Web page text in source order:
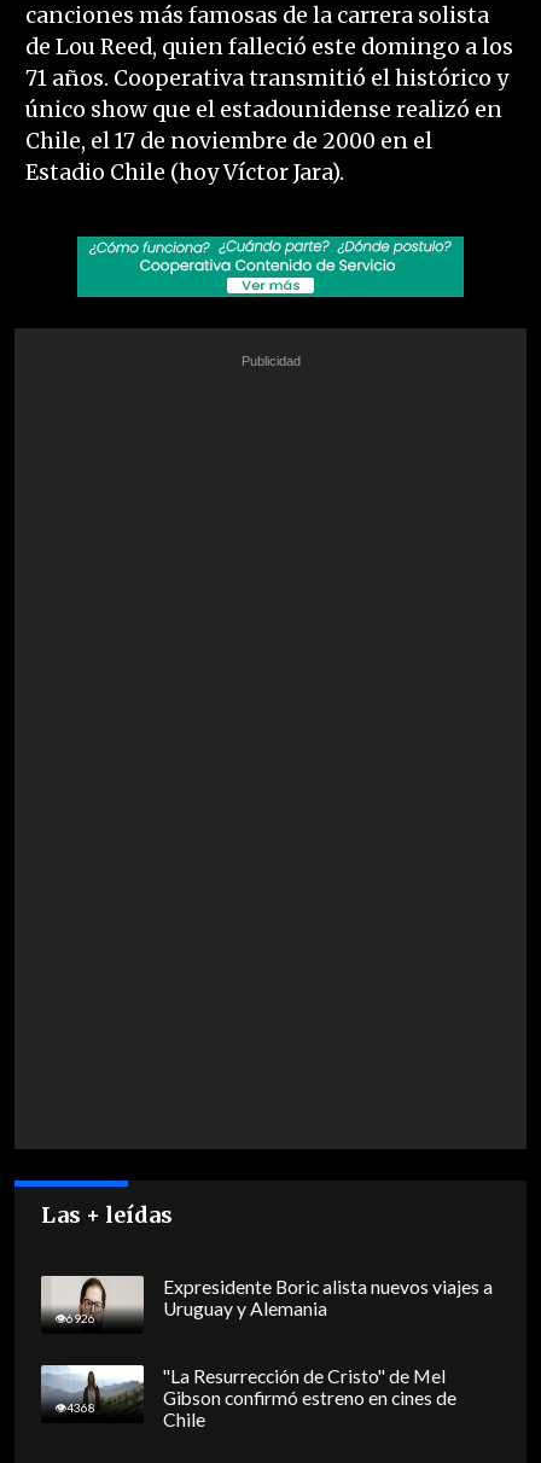
canciones más famosas de la carrera solista
de Lou Reed, quien falleció este domingo a los
71 años. Cooperativa transmitió el histórico y
único show que el estadounidense realizó en
Chile, el 17 de noviembre de 2000 en el
Estadio Chile (hoy Víctor Jara).
Las + leídas
6926
Expresidente Boric alista nuevos viajes a
Uruguay y Alemania
4368
"La Resurrección de Cristo" de Mel
Gibson confirmó estreno en cines de
Chile